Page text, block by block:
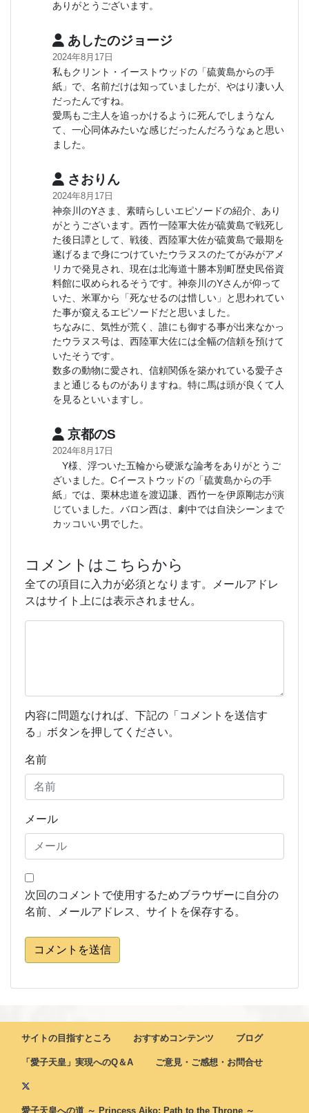
ありがとうございます。
あしたのジョージ
2024年8月17日
私もクリント・イーストウッドの「硫黄島からの手
紙」で、名前だけは知っていましたが、やはり凄い人
だったんですね。
愛馬もご主人を追っかけるように死んでしまうなん
て、一心同体みたいな感じだったんだろうなぁと思い
ました。
さおりん
2024年8月17日
神奈川のYさま、素晴らしいエピソードの紹介、あり
がとうございます。西竹一陸軍大佐が硫黄島で戦死し
た後日譚として、戦後、西陸軍大佐が硫黄島で最期を
遂げるまで身につけていたウラヌスのたてがみがアメ
リカで発見され、現在は北海道十勝本別町歴史民俗資
料館に収められるそうです。神奈川のYさんが仰って
いた、米軍から「死なせるのは惜しい」と思われてい
た事が窺えるエピソードだと思いました。
ちなみに、気性が荒く、誰にも御する事が出来なかっ
たウラヌス号は、西陸軍大佐には全幅の信頼を預けて
いたそうです。
数多の動物に愛され、信頼関係を築かれている愛子さ
まと通じるものがありますね。特に馬は頭が良くて人
を見るといいますし。
京都のS
2024年8月17日
Y様、浮ついた五輪から硬派な論考をありがとうご
ざいました。Cイーストウッドの「硫黄島からの手
紙」では、栗林忠道を渡辺謙、西竹一を伊原剛志が演
じていました。バロン西は、劇中では自決シーンまで
カッコいい男でした。
コメントはこちらから
全ての項目に入力が必須となります。メールアドレ
スはサイト上には表示されません。
内容に問題なければ、下記の「コメントを送信す
る」ボタンを押してください。
名前
メール
次回のコメントで使用するためブラウザーに自分の
名前、メールアドレス、サイトを保存する。
コメントを送信
サイトの目指すところ おすすめコンテンツ ブログ
「愛子天皇」実現へのQ＆A ご意見・ご感想・お問合せ
愛子天皇への道 ～ Princess Aiko: Path to the Throne ～